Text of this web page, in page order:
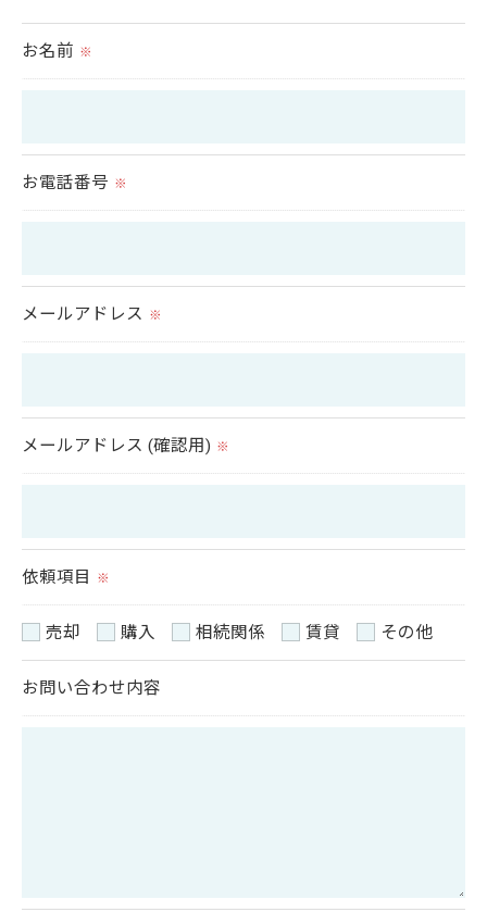
られた場合を除き、
＜個人情報の開示･訂正・削除･利用停止の手続につ
いて＞
当社では、お客様の個人情報の開示･訂正･削除・利
お名前 ※
お電話番号 ※
メールアドレス ※
メールアドレス (確認用) ※
依頼項目 ※
売却 購入 相続関係 賃貸 その他
お問い合わせ内容